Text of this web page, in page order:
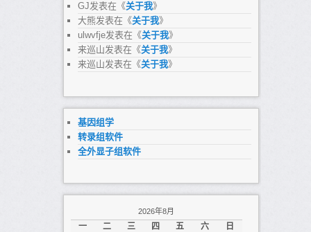
GJ发表在《关于我》
大熊发表在《关于我》
ulwvfje发表在《关于我》
来巡山发表在《关于我》
来巡山发表在《关于我》
基因组学
转录组软件
全外显子组软件
2026年8月
一 二 三 四 五 六 日